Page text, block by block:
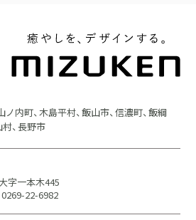
内町、木島平村、飯山市、信濃町、飯綱
村、長野市
字一本木445
0269-22-6982